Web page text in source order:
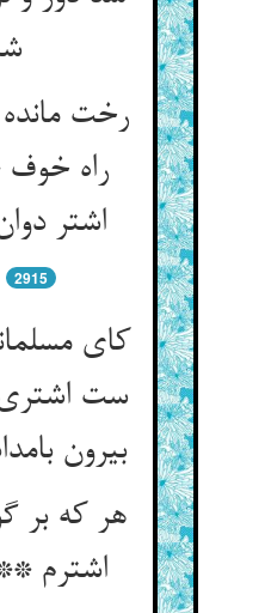
رخت
راه
اشتر
2915
کای
ست
بیرون
هر که بر
اشترم